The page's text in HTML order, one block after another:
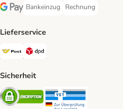
Google Pay Payment Method
Bankeinzug
Bankeinzug Payment Method
Rechnung
Rechnung
Lieferservice
Österreichische Post Shipping
Sicherheit
Security